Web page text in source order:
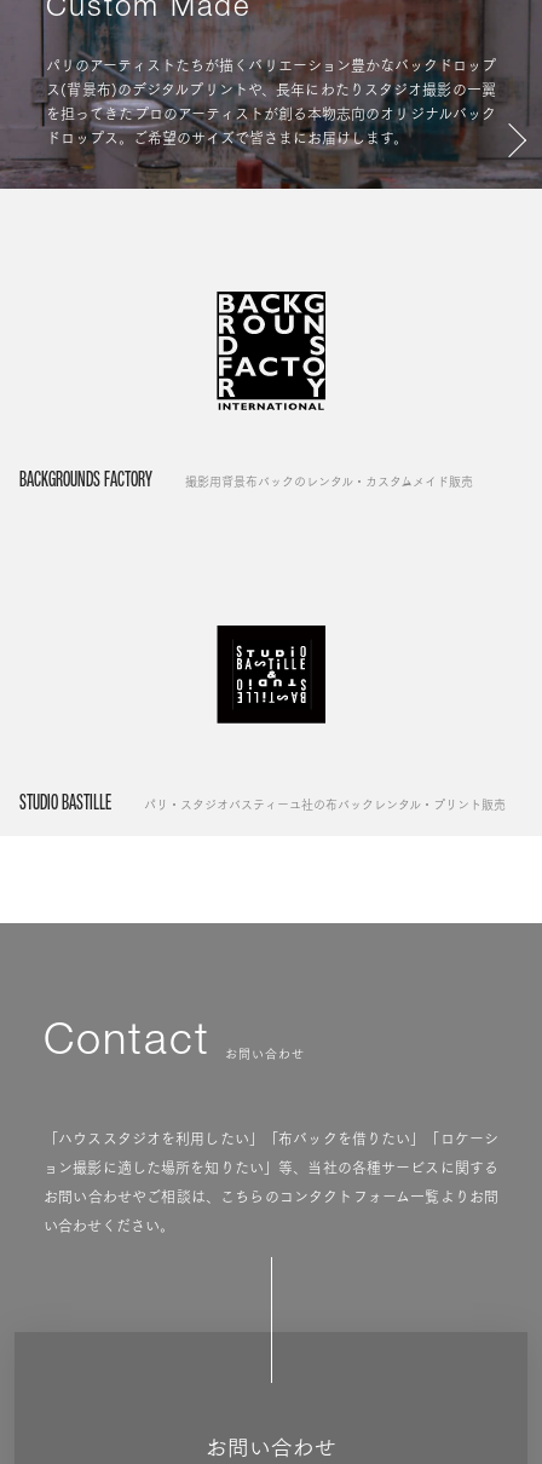
Custom Made
パリのアーティストたちが描くバリエーション豊かなバックドロップ
ス(背景布)のデジタルプリントや、長年にわたりスタジオ撮影の一翼
を担ってきたプロのアーティストが創る本物志向のオリジナルバック
ドロップス。ご希望のサイズで皆さまにお届けします。
BACKGROUNDS FACTORY 撮影用背景布バックのレンタル・カスタムメイド販売
STUDIO BASTILLE パリ・スタジオバスティーユ社の布バックレンタル・プリント販売
Contact お問い合わせ
「ハウススタジオを利用したい」「布バックを借りたい」「ロケーシ
ョン撮影に適した場所を知りたい」等、当社の各種サービスに関する
お問い合わせやご相談は、こちらのコンタクトフォーム一覧よりお問
い合わせください。
お問い合わせ